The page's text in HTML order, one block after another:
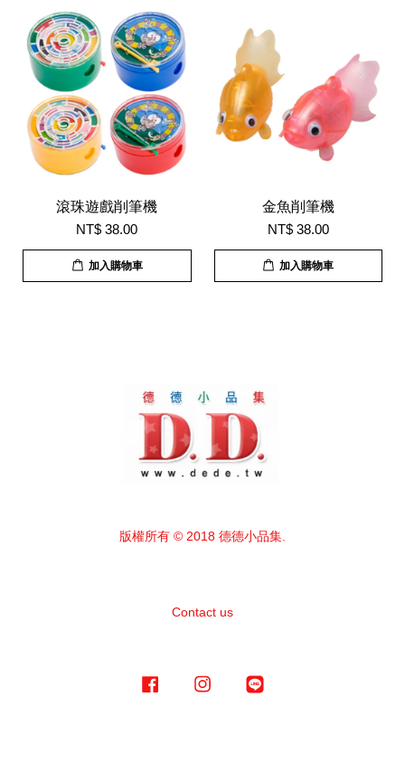
滾珠遊戲削筆機
NT$ 38.00
加入購物車
金魚削筆機
NT$ 38.00
加入購物車
版權所有 © 2018 德德小品集.
Contact us
Facebook Instagram